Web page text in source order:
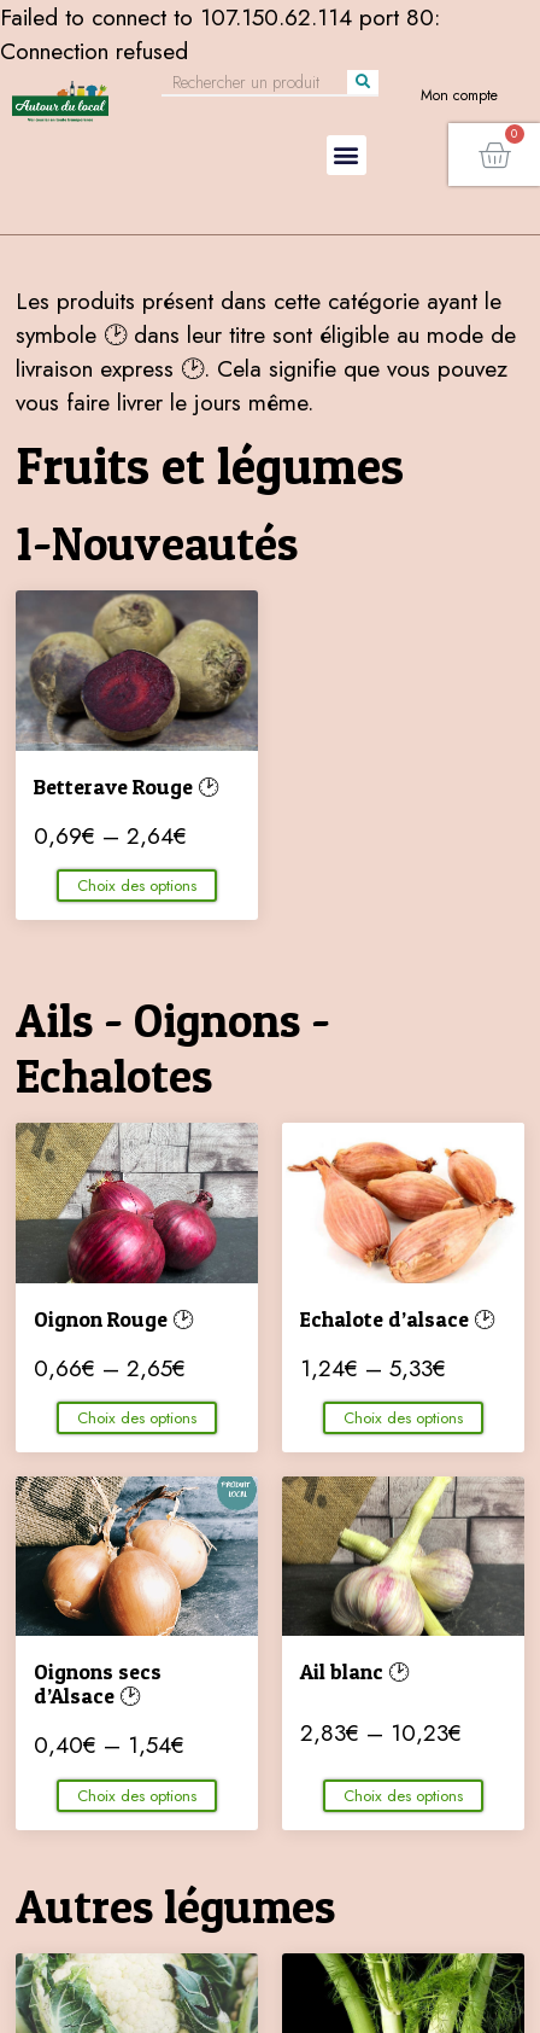
Failed to connect to 107.150.62.114 port 80:
Connection refused
Mon compte
Les produits présent dans cette catégorie ayant le
symbole 🕑 dans leur titre sont éligible au mode de
livraison express 🕑. Cela signifie que vous pouvez
vous faire livrer le jours même.
Fruits et légumes
1-Nouveautés
Betterave Rouge 🕑
0,69€ –2,64€
Choix des options
Ails - Oignons -
Echalotes
Oignon Rouge 🕑
0,66€ –2,65€
Choix des options
Echalote d’alsace 🕑
1,24€ – 5,33€
Choix des options
Oignons secs
d’Alsace 🕑
0,40€ – 1,54€
Choix des options
Ail blanc 🕑
2,83€ – 10,23€
Choix des options
Autres légumes